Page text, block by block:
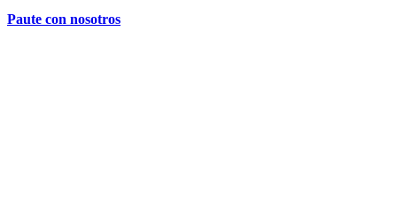
Paute con nosotros